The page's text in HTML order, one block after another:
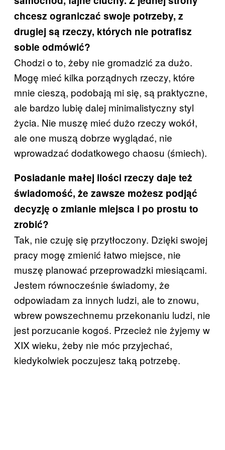
chcesz ograniczać swoje potrzeby, z
drugiej są rzeczy, których nie potrafisz
sobie odmówić?
Chodzi o to, żeby nie gromadzić za dużo.
Mogę mieć kilka porządnych rzeczy, które
mnie cieszą, podobają mi się, są praktyczne,
ale bardzo lubię dalej minimalistyczny styl
życia. Nie muszę mieć dużo rzeczy wokół,
ale one muszą dobrze wyglądać, nie
wprowadzać dodatkowego chaosu (śmiech).
Posiadanie małej ilości rzeczy daje też
świadomość, że zawsze możesz podjąć
decyzję o zmianie miejsca i po prostu to
zrobić?
Tak, nie czuję się przytłoczony. Dzięki swojej
pracy mogę zmienić łatwo miejsce, nie
muszę planować przeprowadzki miesiącami.
Jestem równocześnie świadomy, że
odpowiadam za innych ludzi, ale to znowu,
wbrew powszechnemu przekonaniu ludzi, nie
jest porzucanie kogoś. Przecież nie żyjemy w
XIX wieku, żeby nie móc przyjechać,
kiedykolwiek poczujesz taką potrzebę.